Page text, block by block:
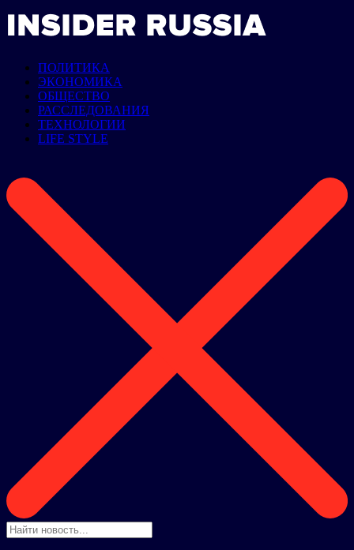
ПОЛИТИКА
ЭКОНОМИКА
ОБЩЕСТВО
РАССЛЕДОВАНИЯ
ТЕХНОЛОГИИ
LIFE STYLE